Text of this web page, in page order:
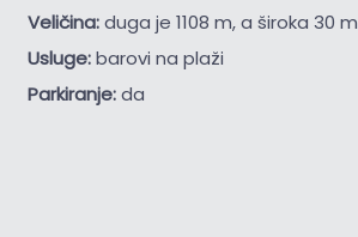
Veličina:duga je 1108 m, a široka 30 m
Usluge:barovi na plaži
Parkiranje:da